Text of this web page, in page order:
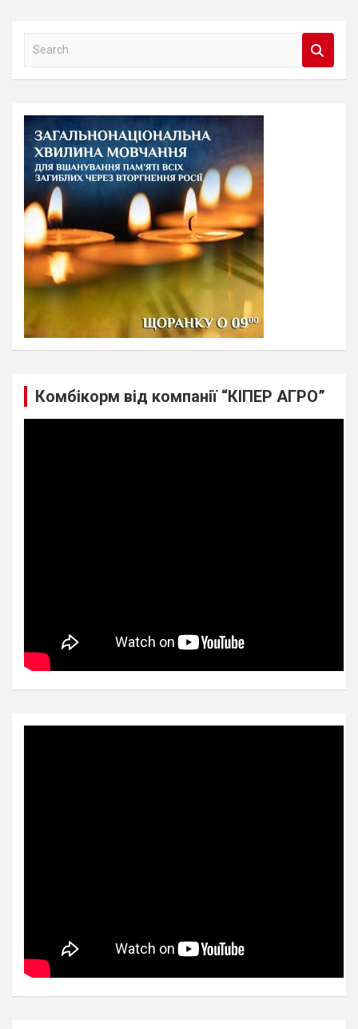
a
Комбікорм від компанії “КІПЕР АГРО”